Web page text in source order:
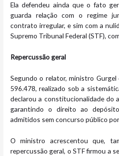
Ela defendeu ainda que o fato
guarda relação com o regime
contrato irregular, e sim com a
Supremo Tribunal Federal (STF),
Repercussão geral
Segundo o relator, ministro Gurgel
596.478, realizado sob a
declarou a constitucionalidade do
garantindo o direito ao
admitidos sem concurso público
O ministro acrescentou que,
repercussão geral, o STF firmou a